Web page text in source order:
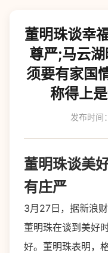
董明珠谈幸
尊严;马云
须要有家国
称得上
发布时
董明珠谈美
有庄严
3月27日，据新浪
董明珠在谈到美好
好。董明珠表明，